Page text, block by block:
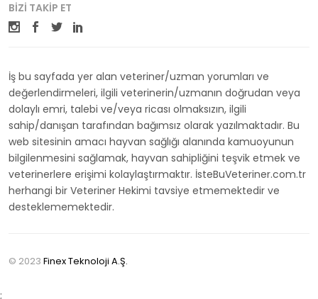
BIZI TAKIP ET
İş bu sayfada yer alan veteriner/uzman yorumları ve
değerlendirmeleri, ilgili veterinerin/uzmanın doğrudan veya
dolaylı emri, talebi ve/veya ricası olmaksızın, ilgili
sahip/danışan tarafından bağımsız olarak yazılmaktadır. Bu
web sitesinin amacı hayvan sağlığı alanında kamuoyunun
bilgilenmesini sağlamak, hayvan sahipliğini teşvik etmek ve
veterinerlere erişimi kolaylaştırmaktır. İsteBuVeteriner.com.tr
herhangi bir Veteriner Hekimi tavsiye etmemektedir ve
desteklememektedir.
© 2023 Finex Teknoloji A.Ş.
;